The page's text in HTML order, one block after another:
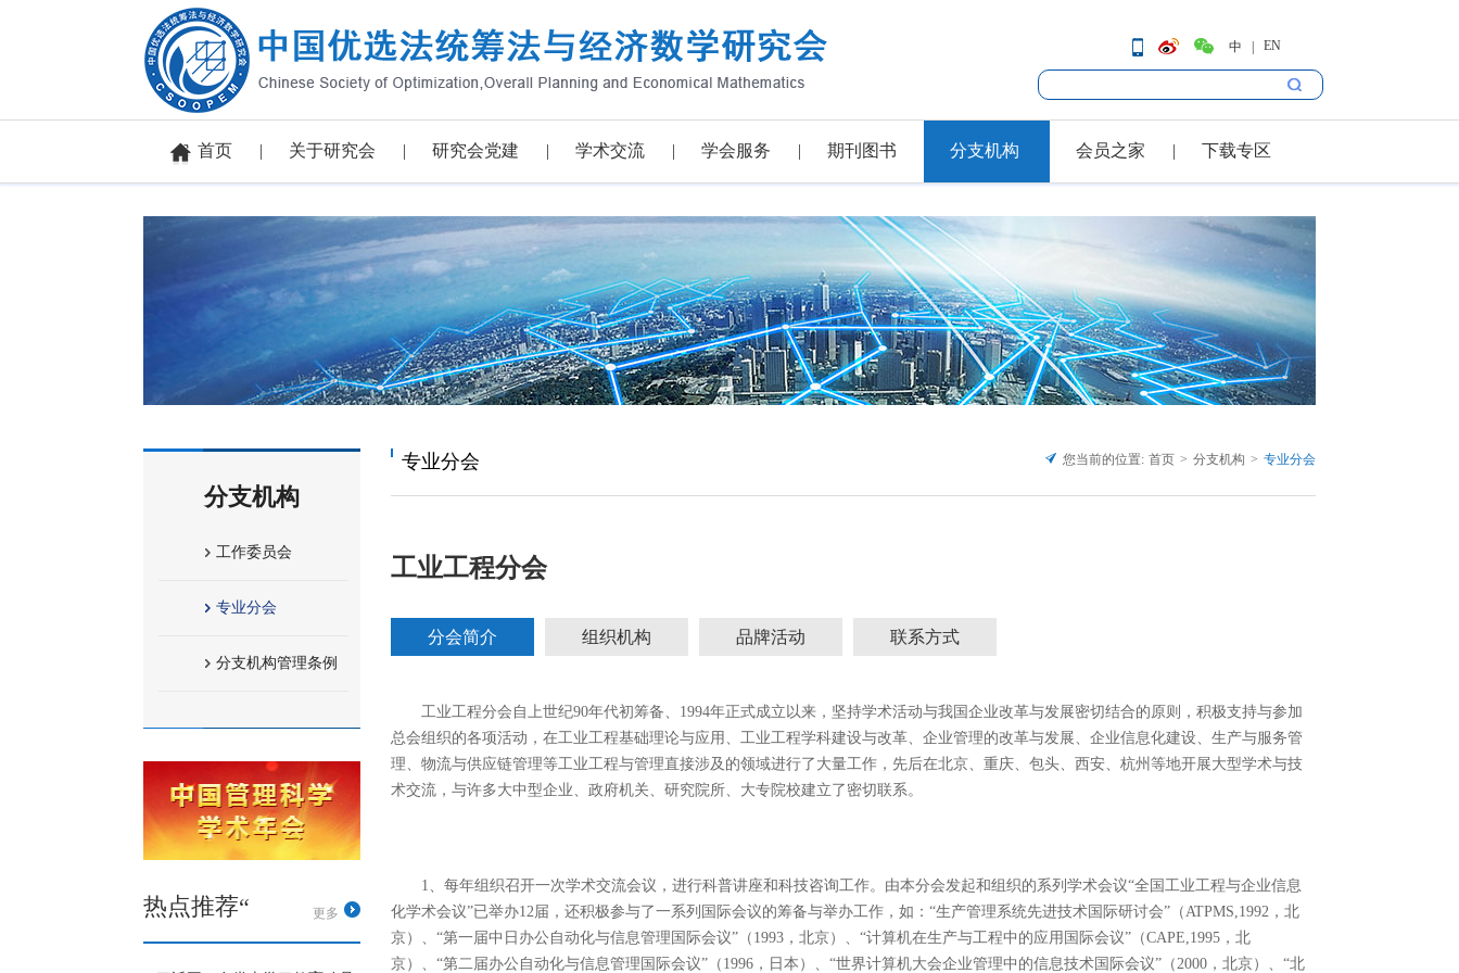
中 EN
首页 关于研究会 研究会党建 学术交流 学会服务 期刊图书 分支机构 会员之家 下载专区
分支机构
工作委员会
专业分会
分支机构管理条例
热点推荐“ 更多
专业分会 您当前的位置: 首页 分支机构 专业分会
工业工程分会
分会简介 组织机构 品牌活动 联系方式
工业工程分会自上世纪90年代初筹备、1994年正式成立以来，坚持学术活动与我国企业改革与发展密切结合的原则，积极支持与参加
总会组织的各项活动，在工业工程基础理论与应用、工业工程学科建设与改革、企业管理的改革与发展、企业信息化建设、生产与服务管
理、物流与供应链管理等工业工程与管理直接涉及的领域进行了大量工作，先后在北京、重庆、包头、西安、杭州等地开展大型学术与技
术交流，与许多大中型企业、政府机关、研究院所、大专院校建立了密切联系。
1、每年组织召开一次学术交流会议，进行科普讲座和科技咨询工作。由本分会发起和组织的系列学术会议“全国工业工程与企业信息
化学术会议”已举办12届，还积极参与了一系列国际会议的筹备与举办工作，如：“生产管理系统先进技术国际研讨会”（ATPMS,1992，北
京）、“第一届中日办公自动化与信息管理国际会议”（1993，北京）、“计算机在生产与工程中的应用国际会议”（CAPE,1995，北
京）、“第二届办公自动化与信息管理国际会议”（1996，日本）、“世界计算机大会企业管理中的信息技术国际会议”（2000，北京）、“北